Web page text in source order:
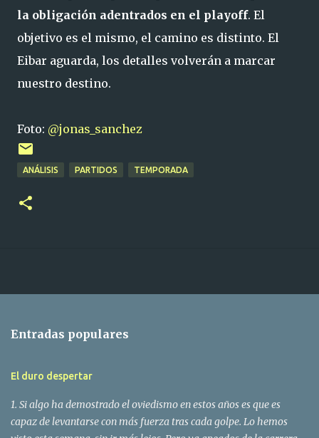
la obligación adentrados en el playoff. El
objetivo es el mismo, el camino es distinto. El
Eibar aguarda, los detalles volverán a marcar
nuestro destino.
Foto: @jonas_sanchez
ANÁLISIS PARTIDOS TEMPORADA
Entradas populares
El duro despertar
1. Si algo ha demostrado el oviedismo en estos años es que es
capaz de levantarse con más fuerza tras cada golpe. Lo hemos